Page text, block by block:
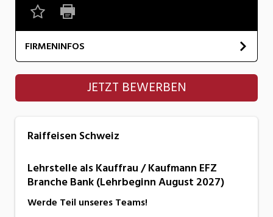
FIRMENINFOS
Raiffeisen Schweiz
JETZT BEWERBEN
Raiffeisen Schweiz
Lehrstelle als Kauffrau / Kaufmann EFZ
Branche Bank (Lehrbeginn August 2027)
Werde Teil unseres Teams!